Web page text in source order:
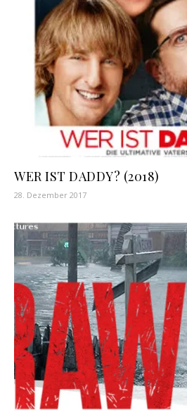
WER IST DADDY? (2018)
28. Dezember 2017